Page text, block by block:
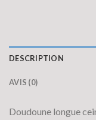
DESCRIPTION
AVIS (0)
Doudoune longue